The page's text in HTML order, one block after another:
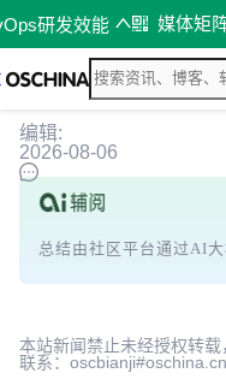
研发效能 媒体矩
编辑:
2026-08-06
总结由社区平台通过AI
本站新闻禁止未经授权转
联系：oscbianji#oschina.cn